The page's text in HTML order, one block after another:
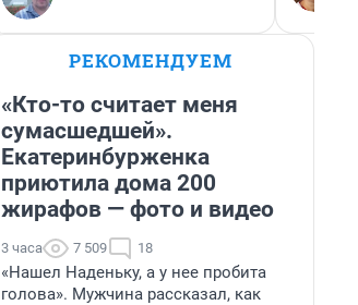
РЕКОМЕНДУЕМ
«Кто-то считает меня
сумасшедшей».
Екатеринбурженка
приютила дома 200
жирафов — фото и видео
3 часа 7 509 18
«Нашел Наденьку, а у нее пробита
голова». Мужчина рассказал, как